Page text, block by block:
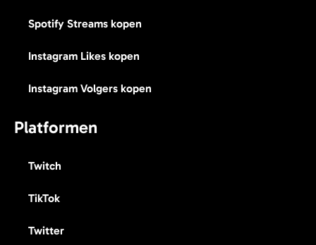
Spotify Streams kopen
Instagram Likes kopen
Instagram Volgers kopen
Platformen
Twitch
TikTok
Twitter